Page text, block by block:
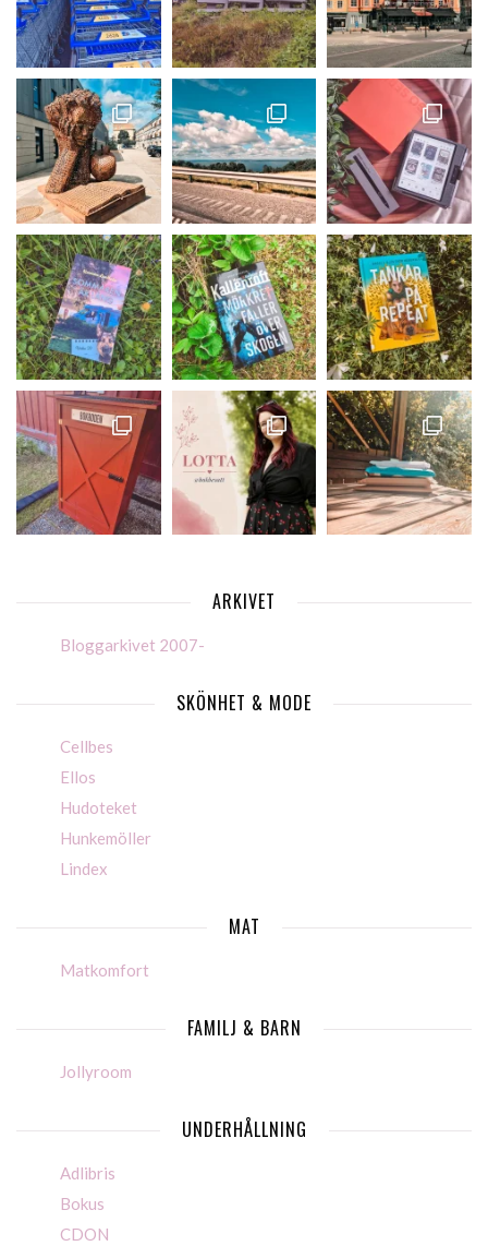
ARKIVET
Bloggarkivet 2007-
SKÖNHET & MODE
Cellbes
Ellos
Hudoteket
Hunkemöller
Lindex
MAT
Matkomfort
FAMILJ & BARN
Jollyroom
UNDERHÅLLNING
Adlibris
Bokus
CDON